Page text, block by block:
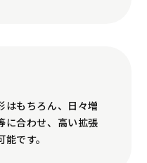
はもちろん、日々増
に合わせ、高い拡張
です。